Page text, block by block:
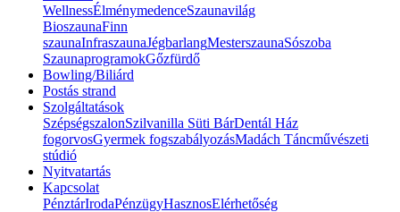
WellnessÉlménymedenceSzaunavilág
BioszaunaFinn
szaunaInfraszaunaJégbarlangMesterszaunaSószoba
SzaunaprogramokGőzfürdő
Bowling/Biliárd
Postás strand
Szolgáltatások
SzépségszalonSzilvanilla Süti BárDentál Ház
fogorvosGyermek fogszabályozásMadách Táncművészeti
stúdió
Nyitvatartás
Kapcsolat
PénztárIrodaPénzügyHasznosElérhetőség